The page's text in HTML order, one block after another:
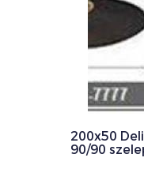
200x50
90/90